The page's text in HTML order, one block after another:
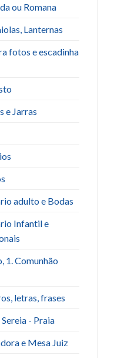
ou Romana
Lanternas
fotos e escadinha
e Jarras
adulto e Bodas
Infantil e
1. Comunhão
letras, frases
- Praia
e Mesa Juiz
de Madeira (Pães)